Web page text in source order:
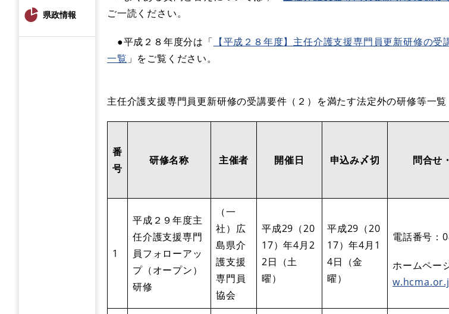
県政情報
ご一読ください。
●平成２８年度分は「 【平成２８年度】主任介護支援専門員更新研修の
一覧 」をご覧ください。
主任介護支援専門員更新研修の受講要件（２）を満たす法定外の研修等一覧
番
号
研修名称 主催者 開催日 申込み〆切 問合せ
1
平成２９年度主
任介護支援専門
員フォローアッ
プ（オープン）
研修
（一
社）広
島県介
護支援
専門員
協会
平成29（20
17）年4月2
2日（土
曜）
平成29（20
17）年4月1
4日（金
曜）
電話番号：
ホームペー